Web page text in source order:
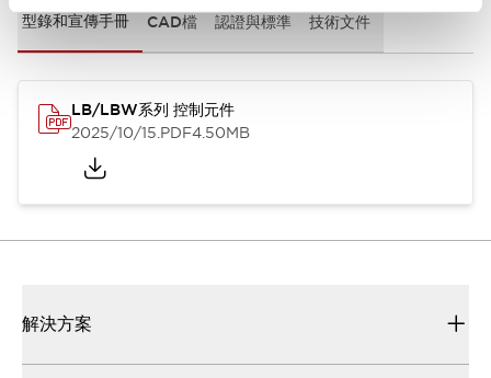
型錄和宣傳手冊 CAD檔 認證與標準 技術文件
LB/LBW系列 控制元件
2025/10/15.PDF4.50MB
解決方案